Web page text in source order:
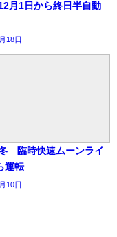
月1日から終日半自動
18日
臨時快速ムーンライ
運転
10日